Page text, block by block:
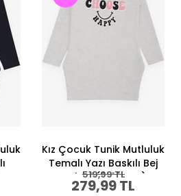
Kız Çocuk Tunik Mutluluk
Temalı Yazı Baskılı Bej
Melanj (8-10 Yaş)
279,99 TL
519,99 TL